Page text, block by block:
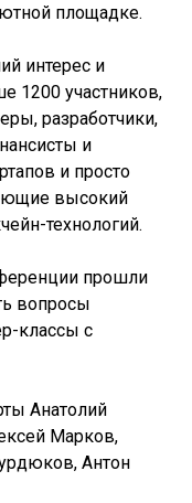
площадке.
интерес и
1200 участников,
разработчики,
и
и просто
высокий
технологий.
прошли
вопросы
классы с
Анатолий
Марков,
Антон